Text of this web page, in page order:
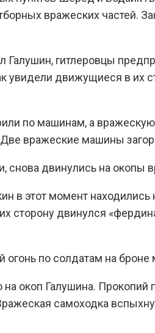
вражеских частей.
гитлеровцы
увидели движущиеся в их
по машинам, а
вражеские машины
снова двинулись на окопы
этот момент
сторону двинулся
огонь по солдатам на
окоп Галушина.
самоходка